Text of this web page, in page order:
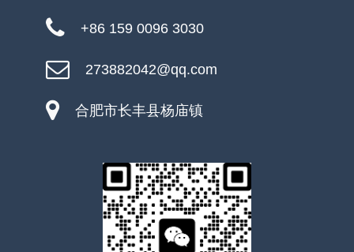
+86 159 0096 3030
273882042@qq.com
合肥市长丰县杨庙镇